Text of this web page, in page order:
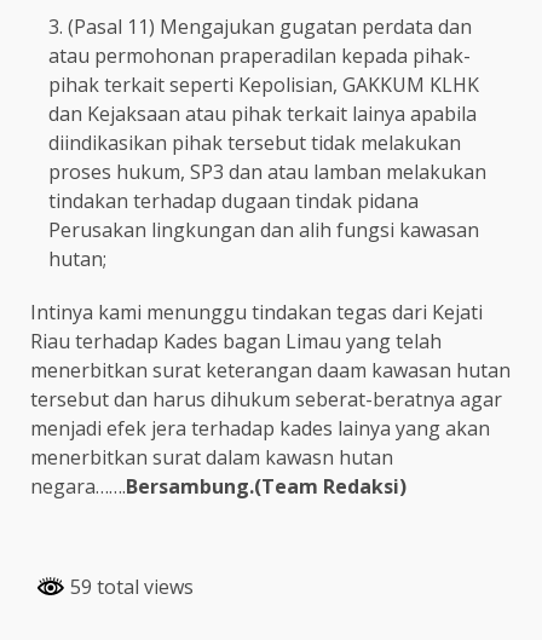
(Pasal 11) Mengajukan gugatan perdata dan
atau permohonan praperadilan kepada pihak-
pihak terkait seperti Kepolisian, GAKKUM KLHK
dan Kejaksaan atau pihak terkait lainya apabila
diindikasikan pihak tersebut tidak melakukan
proses hukum, SP3 dan atau lamban melakukan
tindakan terhadap dugaan tindak pidana
Perusakan lingkungan dan alih fungsi kawasan
hutan;
Intinya kami menunggu tindakan tegas dari Kejati
Riau terhadap Kades bagan Limau yang telah
menerbitkan surat keterangan daam kawasan hutan
tersebut dan harus dihukum seberat-beratnya agar
menjadi efek jera terhadap kades lainya yang akan
menerbitkan surat dalam kawasn hutan
negara…….Bersambung.(Team Redaksi)
59 total views